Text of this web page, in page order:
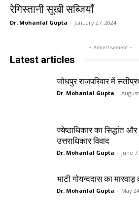
रेगिस्तानी सूखी सब्जियाँ
Dr. Mohanlal Gupta - January 27, 2024
- Advertisement -
Latest articles
जोधपुर राजपरिवार में
Dr. Mohanlal Gupta -
ज्येष्ठाधिकार का सिद्धांत
उत्तराधिकार विवाद
Dr. Mohanlal Gupta - June
भाटी गोयन्ददास का
Dr. Mohanlal Gupta - May